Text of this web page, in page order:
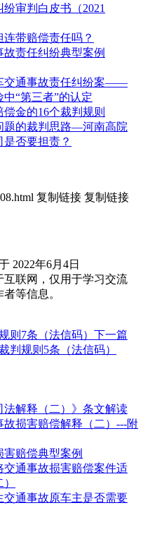
审判白皮书（2021
带赔偿责任吗？
责任纠纷典型案例
交通事故责任纠纷案——
“第三者”的认定
金的16个裁判规则
题的裁判思路—河南高院
否要担责？
复制链接 复制链接
2022年6月4日
互联网，仅用于学习交流
等信息。
则7条（法信码） 下一篇
判规则5条（法信码）
法解释（二）》条文解读
损害赔偿解释（二）---附
赔偿典型案例
通事故损害赔偿案件适
通事故原车主是否需要